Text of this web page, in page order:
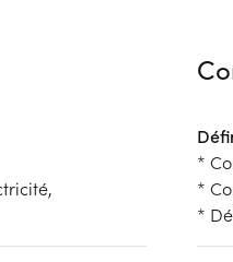
Financeur
En
*
*
*